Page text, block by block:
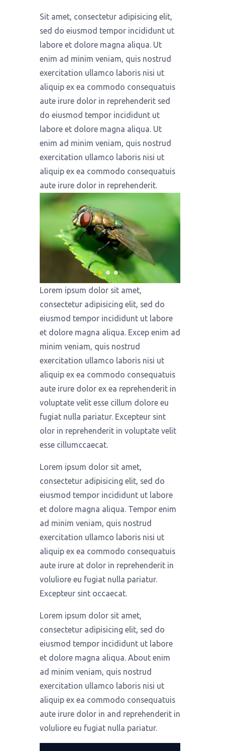
Sit amet, consectetur adipisicing elit,
sed do eiusmod tempor incididunt ut
labore et dolore magna aliqua. Ut
enim ad minim veniam, quis nostrud
exercitation ullamco laboris nisi ut
aliquip ex ea commodo consequatuis
aute irure dolor in reprehenderit sed
do eiusmod tempor incididunt ut
labore et dolore magna aliqua. Ut
enim ad minim veniam, quis nostrud
exercitation ullamco laboris nisi ut
aliquip ex ea commodo consequatuis
aute irure dolor in reprehenderit.
Lorem ipsum dolor sit amet,
consectetur adipisicing elit, sed do
eiusmod tempor incididunt ut labore
et dolore magna aliqua. Excep enim ad
minim veniam, quis nostrud
exercitation ullamco laboris nisi ut
aliquip ex ea commodo consequatuis
aute irure dolor ex ea reprehenderit in
voluptate velit esse cillum dolore eu
fugiat nulla pariatur. Excepteur sint
olor in reprehenderit in voluptate velit
esse cillumccaecat.
Lorem ipsum dolor sit amet,
consectetur adipisicing elit, sed do
eiusmod tempor incididunt ut labore
et dolore magna aliqua. Tempor enim
ad minim veniam, quis nostrud
exercitation ullamco laboris nisi ut
aliquip ex ea commodo consequatuis
aute irure at dolor in reprehenderit in
voluliore eu fugiat nulla pariatur.
Excepteur sint occaecat.
Lorem ipsum dolor sit amet,
consectetur adipisicing elit, sed do
eiusmod tempor incididunt ut labore
et dolore magna aliqua. About enim
ad minim veniam, quis nostrud
exercitation ullamco laboris nisi ut
aliquip ex ea commodo consequatuis
aute irure dolor in and reprehenderit in
voluliore eu fugiat nulla pariatur.